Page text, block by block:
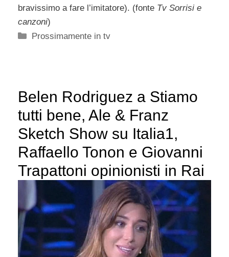
bravissimo a fare l’imitatore). (fonte Tv Sorrisi e
canzoni)
Categorie
Prossimamente in tv
Belen Rodriguez a Stiamo
tutti bene, Ale & Franz
Sketch Show su Italia1,
Raffaello Tonon e Giovanni
Trapattoni opinionisti in Rai